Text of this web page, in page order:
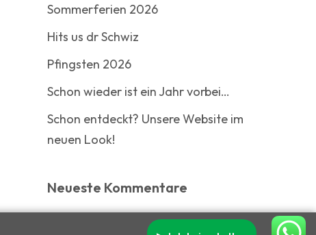
Sommerferien 2026
Hits us dr Schwiz
Pfingsten 2026
Schon wieder ist ein Jahr vorbei…
Schon entdeckt? Unsere Website im
neuen Look!
Neueste Kommentare